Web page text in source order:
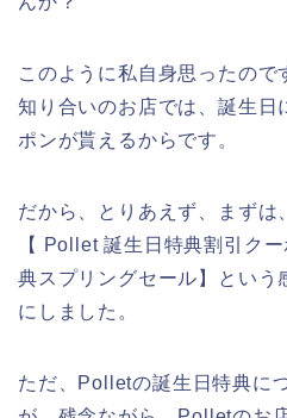
このように私自身思ったので
知り合いのお店では、誕生日
ポンが貰えるからです。
だから、とりあえず、まずは
【 Pollet 誕生日特典割引ク
典スプリングセール】という
にしました。
ただ、Polletの誕生日特典に